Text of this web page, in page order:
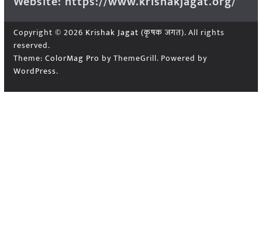
Copyright © 2026 Krishak Jagat (कृषक जगत). All rights
reserved.
Theme: ColorMag Pro by ThemeGrill. Powered by
WordPress.